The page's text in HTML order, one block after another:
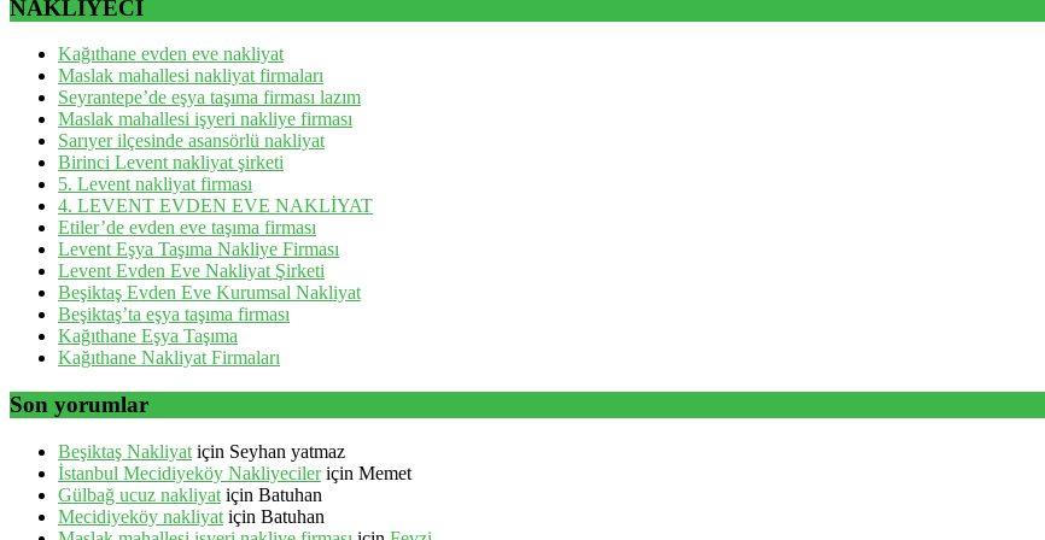
NAKLİYECİ
Kağıthane evden eve nakliyat
Maslak mahallesi nakliyat firmaları
Seyrantepe’de eşya taşıma firması lazım
Maslak mahallesi işyeri nakliye firması
Sarıyer ilçesinde asansörlü nakliyat
Birinci Levent nakliyat şirketi
5. Levent nakliyat firması
4. LEVENT EVDEN EVE NAKLİYAT
Etiler’de evden eve taşıma firması
Levent Eşya Taşıma Nakliye Firması
Levent Evden Eve Nakliyat Şirketi
Beşiktaş Evden Eve Kurumsal Nakliyat
Beşiktaş’ta eşya taşıma firması
Kağıthane Eşya Taşıma
Kağıthane Nakliyat Firmaları
Son yorumlar
Beşiktaş Nakliyat için Seyhan yatmaz
İstanbul Mecidiyeköy Nakliyecileriçin Memet
Gülbağ ucuz nakliyat için Batuhan
Mecidiyeköy nakliyat için Batuhan